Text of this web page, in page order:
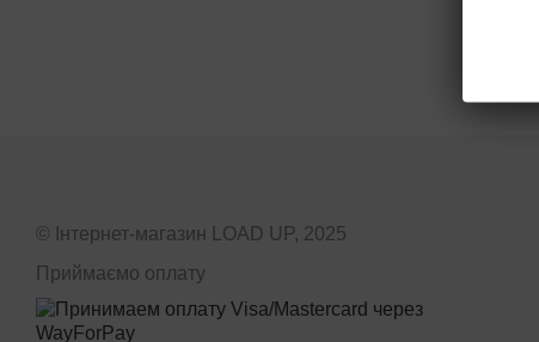
© Інтернет-магазин LOAD UP, 2025
Приймаємо оплату